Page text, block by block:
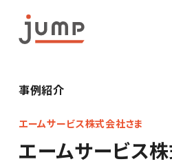
事例紹介
エームサービス株式会社さま
エームサービス